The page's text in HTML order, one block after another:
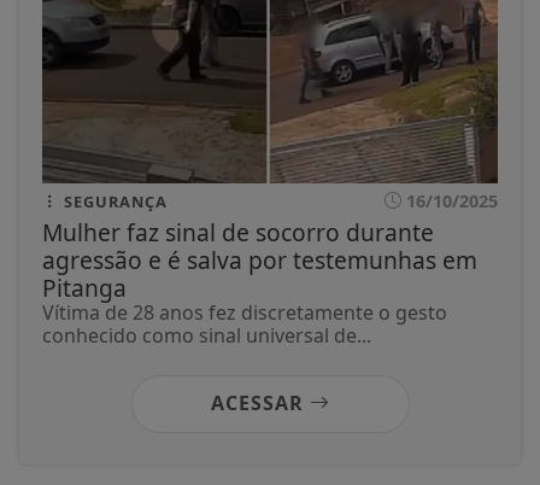
SEGURANÇA 16/10/2025
Mulher faz sinal de socorro durante
agressão e é salva por testemunhas em
Pitanga
Vítima de 28 anos fez discretamente o gesto
conhecido como sinal universal de...
ACESSAR